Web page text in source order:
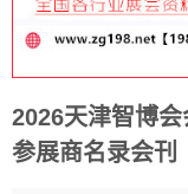
2026天津智博
参展商名录会刊